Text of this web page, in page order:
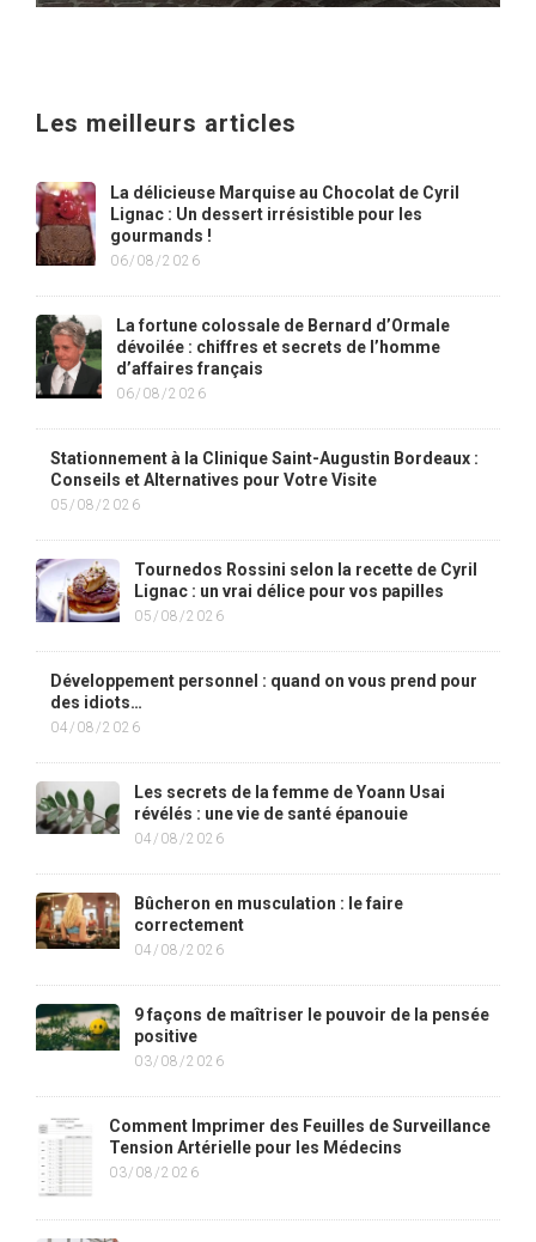
Les meilleurs articles
La délicieuse Marquise au Chocolat de Cyril
Lignac : Un dessert irrésistible pour les
gourmands !
06/08/2026
La fortune colossale de Bernard d’Ormale
dévoilée : chiffres et secrets de l’homme
d’affaires français
06/08/2026
Stationnement à la Clinique Saint-Augustin Bordeaux :
Conseils et Alternatives pour Votre Visite
05/08/2026
Tournedos Rossini selon la recette de Cyril
Lignac : un vrai délice pour vos papilles
05/08/2026
Développement personnel : quand on vous prend pour
des idiots…
04/08/2026
Les secrets de la femme de Yoann Usai
révélés : une vie de santé épanouie
04/08/2026
Bûcheron en musculation : le faire
correctement
04/08/2026
9 façons de maîtriser le pouvoir de la pensée
positive
03/08/2026
Comment Imprimer des Feuilles de Surveillance
Tension Artérielle pour les Médecins
03/08/2026